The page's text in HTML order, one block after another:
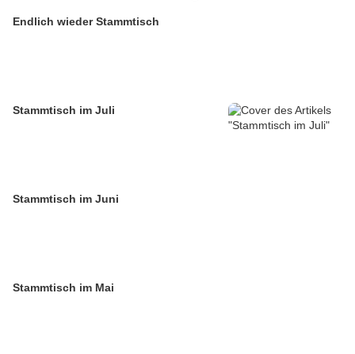
Endlich wieder Stammtisch
Stammtisch im Juli
Stammtisch im Juni
Stammtisch im Mai